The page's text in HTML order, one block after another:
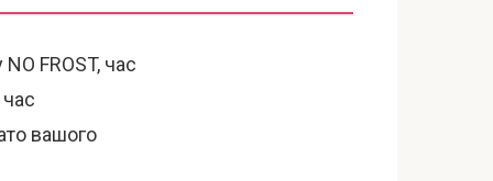
FROST, час
вашого